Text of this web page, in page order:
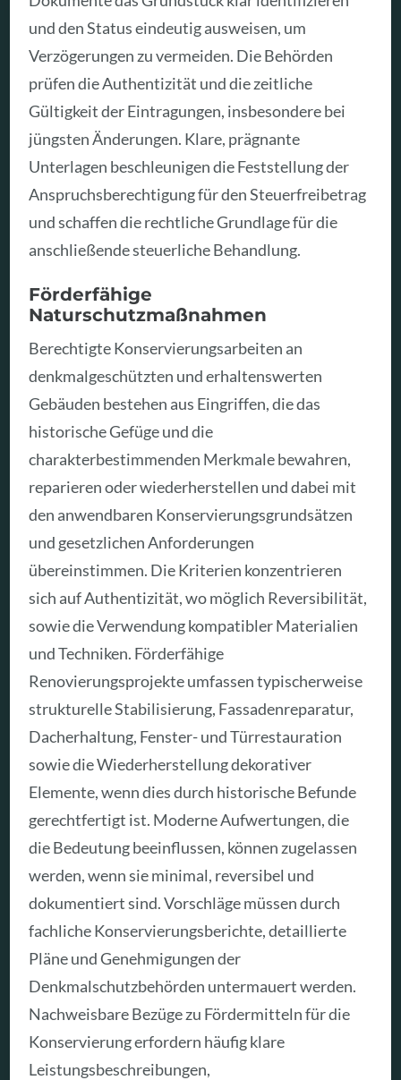
und den Status eindeutig ausweisen, um
Verzögerungen zu vermeiden. Die Behörden
prüfen die Authentizität und die zeitliche
Gültigkeit der Eintragungen, insbesondere bei
jüngsten Änderungen. Klare, prägnante
Unterlagen beschleunigen die Feststellung der
Anspruchsberechtigung für den Steuerfreibetrag
und schaffen die rechtliche Grundlage für die
anschließende steuerliche Behandlung.
Förderfähige
Naturschutzmaßnahmen
Berechtigte Konservierungsarbeiten an
denkmalgeschützten und erhaltenswerten
Gebäuden bestehen aus Eingriffen, die das
historische Gefüge und die
charakterbestimmenden Merkmale bewahren,
reparieren oder wiederherstellen und dabei mit
den anwendbaren Konservierungsgrundsätzen
und gesetzlichen Anforderungen
übereinstimmen. Die Kriterien konzentrieren
sich auf Authentizität, wo möglich Reversibilität,
sowie die Verwendung kompatibler Materialien
und Techniken. Förderfähige
Renovierungsprojekte umfassen typischerweise
strukturelle Stabilisierung, Fassadenreparatur,
Dacherhaltung, Fenster- und Türrestauration
sowie die Wiederherstellung dekorativer
Elemente, wenn dies durch historische Befunde
gerechtfertigt ist. Moderne Aufwertungen, die
die Bedeutung beeinflussen, können zugelassen
werden, wenn sie minimal, reversibel und
dokumentiert sind. Vorschläge müssen durch
fachliche Konservierungsberichte, detaillierte
Pläne und Genehmigungen der
Denkmalschutzbehörden untermauert werden.
Nachweisbare Bezüge zu Fördermitteln für die
Konservierung erfordern häufig klare
Leistungsbeschreibungen,